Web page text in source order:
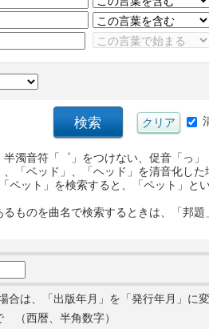
濁音符「゜」をつけない、促音「っ
「ベッド」、「ヘッド」を清音化した
ペット」を検索すると、「ペット」と
ものを曲名で検索するときは、「邦
は、「出版年月」を「発行年月」に
（西暦、半角数字）